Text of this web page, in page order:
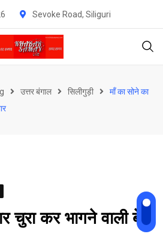
Sevoke Road, Siliguri
उत्तर बंगाल सिलीगुड़ी
माँ का सोने का
चुरा कर भागने वाली बेटी